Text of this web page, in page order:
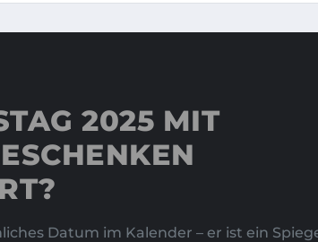
2025 MIT
Datum im Kalender – er ist ein